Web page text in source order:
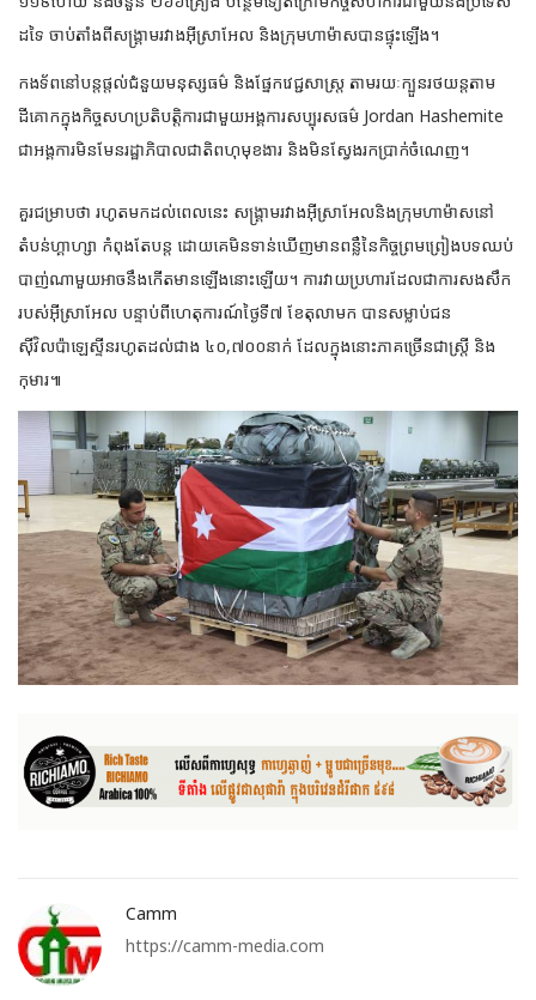
ដទៃ ចាប់តាំងពីសង្គ្រាម​រវាង​អ៊ីស្រាអែល និង​ក្រុមហាម៉ាសបានផ្ទុះឡើង។
កងទ័ពនៅបន្តផ្តល់ជំនួយមនុស្សធម៌ និងផ្នែកវេជ្ជសាស្រ្ត តាមរយៈក្បួនរថយន្តតាម​
ដីគោកក្នុងកិច្ច​សហ​ប្រតិបត្តិការជាមួយអង្គការសប្បុរសធម៌ Jordan Hashemite
ជាអង្គការមិនមែនរដ្ឋាភិបាល​ជាតិ​ពហុមុខងារ និងមិនស្វែងរកប្រាក់ចំណេញ។
គួរជម្រាបថា រហូតមកដល់ពេលនេះ សង្គ្រាមរវាងអ៊ីស្រាអែលនិងក្រុមហាម៉ាសនៅ
តំបន់ហ្គាហ្សា កំពុងតែបន្ត ដោយគេមិនទាន់ឃើញមានពន្លឺនៃកិច្ចព្រមព្រៀងបទឈប់
បាញ់ណាមួយអាចនឹងកើត​មានឡើងនោះឡើយ​។ ការវាយប្រហារដែលជាការសងសឹក
របស់អ៊ីស្រាអែល បន្ទាប់ពីហេតុការណ៍​ថ្ងៃទី៧ ខែតុលាមក បានសម្លាប់ជន
ស៊ីវិលប៉ាឡេស្ទីនរហូតដល់ជាង ៤០,៧០០នាក់ ដែលក្នុងនោះ​ភាគច្រើនជាស្ត្រី និង
កុមារ៕
Camm
https://camm-media.com